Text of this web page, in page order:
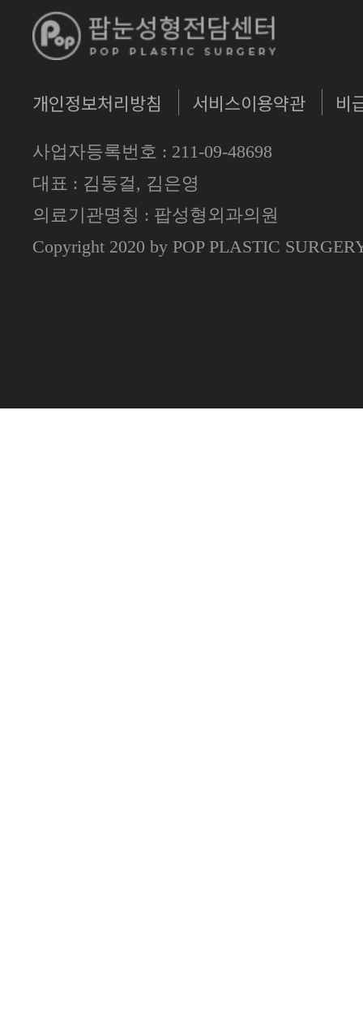
개인정보처리방침 서비스이용약관 비
사업자등록번호 : 211-09-48698
대표 : 김동걸, 김은영
의료기관명칭 : 팝성형외과의원
Copyright 2020 by POP PLASTIC